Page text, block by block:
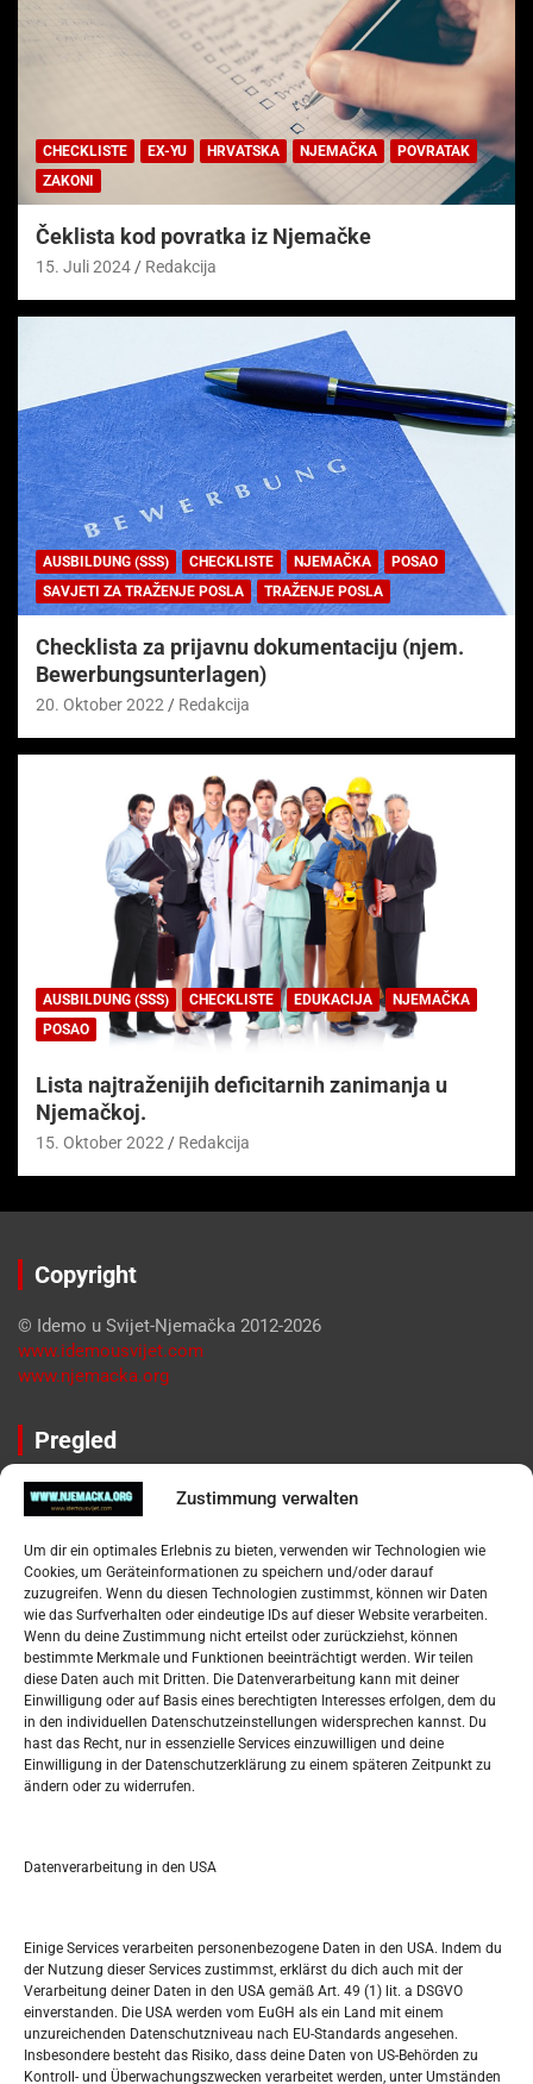
Zustimmung verwalten
Um dir ein optimales Erlebnis zu bieten, verwenden wir Technologien wie
Cookies, um Geräteinformationen zu speichern und/oder darauf
zuzugreifen. Wenn du diesen Technologien zustimmst, können wir Daten
wie das Surfverhalten oder eindeutige IDs auf dieser Website verarbeiten.
Wenn du deine Zustimmung nicht erteilst oder zurückziehst, können
bestimmte Merkmale und Funktionen beeinträchtigt werden. Wir teilen
diese Daten auch mit Dritten. Die Datenverarbeitung kann mit deiner
Einwilligung oder auf Basis eines berechtigten Interesses erfolgen, dem du
in den individuellen Datenschutzeinstellungen widersprechen kannst. Du
hast das Recht, nur in essenzielle Services einzuwilligen und deine
Einwilligung in der Datenschutzerklärung zu einem späteren Zeitpunkt zu
ändern oder zu widerrufen.
Datenverarbeitung in den USA
Einige Services verarbeiten personenbezogene Daten in den USA. Indem du
der Nutzung dieser Services zustimmst, erklärst du dich auch mit der
Verarbeitung deiner Daten in den USA gemäß Art. 49 (1) lit. a DSGVO
einverstanden. Die USA werden vom EuGH als ein Land mit einem
unzureichenden Datenschutzniveau nach EU-Standards angesehen.
Insbesondere besteht das Risiko, dass deine Daten von US-Behörden zu
Kontroll- und Überwachungszwecken verarbeitet werden, unter Umständen
CHECKLISTE EX-YU HRVATSKA NJEMAČKA
POVRATAK
ZAKONI
Čeklista kod povratka iz Njemačke
15. Juli 2024 Redakcija
AUSBILDUNG (SSS) CHECKLISTE NJEMAČKA
POSAO
SAVJETI ZA TRAŽENJE POSLA
TRAŽENJE POSLA
Checklista za prijavnu dokumentaciju (njem.
Bewerbungsunterlagen)
20. Oktober 2022 Redakcija
AUSBILDUNG (SSS) CHECKLISTE EDUKACIJA
NJEMAČKA
POSAO
Lista najtraženijih deficitarnih zanimanja u
Njemačkoj.
15. Oktober 2022 Redakcija
Copyright
© Idemo u Svijet-Njemačka 2012-2026
www.idemousvijet.com
www.njemacka.org
Pregled
Impressum
Datenschutzerklärung
Widerufsbelehrung
Oglašavanje / Postavite svoj oglas
Tko je “Idemo u Svijet – Njemačka?
Pretražite stranicu:
S
e
a
h
M D M D F S S
1
3 4 5 6 7 8
10 11 12 13 14 15 16